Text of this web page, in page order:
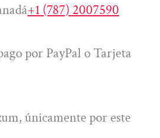
+1 (787) 2007590
por PayPal o Tarjeta
únicamente por este